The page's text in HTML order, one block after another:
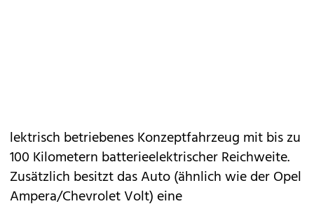
lektrisch betriebenes Konzeptfahrzeug mit bis zu
100 Kilometern batterieelektrischer Reichweite.
Zusätzlich besitzt das Auto (ähnlich wie der Opel
Ampera/Chevrolet Volt) eine